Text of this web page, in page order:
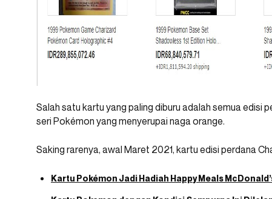
Salah satu kartu yang paling diburu adalah semua edisi
seri Pokémon yang menyerupai naga orange.
Saking rarenya, awal Maret 2021, kartu edisi perdana
Kartu Pokémon Jadi Hadiah Happy Meals